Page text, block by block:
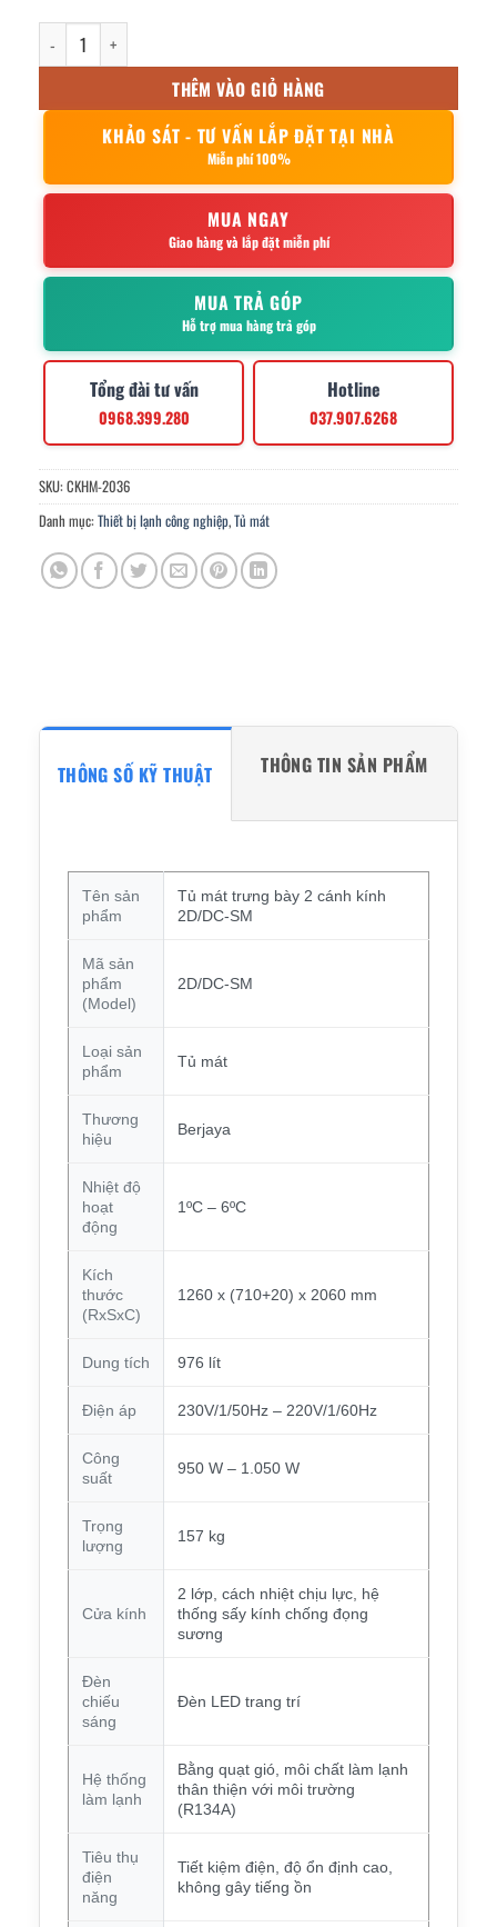
Tủ mát trưng bày 2 cánh kính 2D/DC-SM số lượng
THÊM VÀO GIỎ HÀNG
KHẢO SÁT - TƯ VẤN LẮP ĐẶT TẠI NHÀ
Miễn phí 100%
MUA NGAY
Giao hàng và lắp đặt miễn phí
MUA TRẢ GÓP
Hỗ trợ mua hàng trả góp
Tổng đài tư vấn
0968.399.280
Hotline
037.907.6268
SKU: CKHM-2036
Danh mục: Thiết bị lạnh công nghiệp,Tủ mát
THÔNG SỐ KỸ THUẬT THÔNG TIN SẢN PHẨM
Tên sản
phẩm
Tủ mát trưng bày 2 cánh kính
2D/DC-SM
Mã sản
phẩm
(Model)
2D/DC-SM
Loại sản
phẩm
Tủ mát
Thương
hiệu
Berjaya
Nhiệt độ
hoạt
động
1ºC – 6ºC
Kích
thước
(RxSxC)
1260 x (710+20) x 2060 mm
Dung tích 976 lít
Điện áp 230V/1/50Hz – 220V/1/60Hz
Công
suất
950 W – 1.050 W
Trọng
lượng
157 kg
Cửa kính
2 lớp, cách nhiệt chịu lực, hệ
thống sấy kính chống đọng
sương
Đèn
chiếu
sáng
Đèn LED trang trí
Hệ thống
làm lạnh
Bằng quạt gió, môi chất làm lạnh
thân thiện với môi trường
(R134A)
Tiêu thụ
điện
năng
Tiết kiệm điện, độ ổn định cao,
không gây tiếng ồn